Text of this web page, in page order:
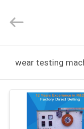
DES
PRODUITS
INSTRUMENT
CO.,LTD.
Reserved.
wear testing